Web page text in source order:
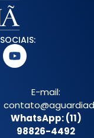
E-mail:
WhatsApp: (11)
98826-4492